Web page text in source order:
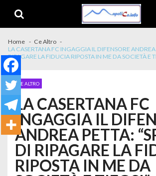
Home
Ce Altro
LA CASERTANA FC INGAGGIA IL DIFENSORE ANDREA
RIPAGARE LA FIDUCIA RIPOSTA IN ME DA SOCIETÀ E
CE ALTRO
LA CASERTANA FC
INGAGGIA IL
ANDREA PETTA:
DI RIPAGARE LA
RIPOSTA IN ME DA